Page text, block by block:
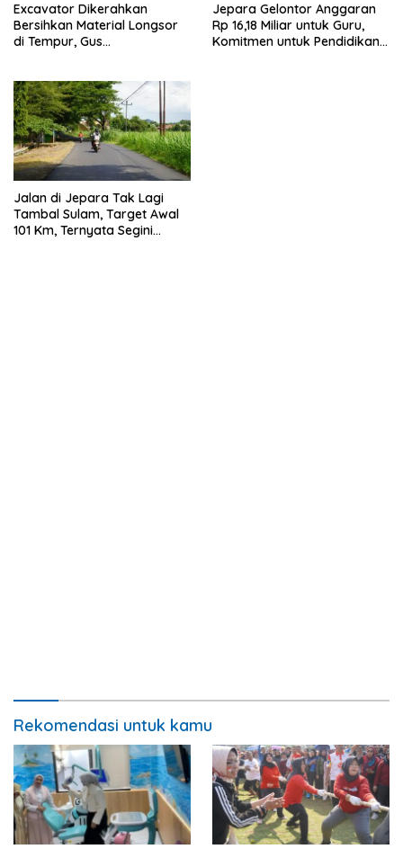
Excavator Dikerahkan
Bersihkan Material Longsor
di Tempur, Gus
Jepara Gelontor Anggaran
Rp 16,18 Miliar untuk Guru,
Komitmen untuk Pendidikan
Jalan di Jepara Tak Lagi
Tambal Sulam, Target Awal
101 Km, Ternyata Segini
Rekomendasi untuk kamu